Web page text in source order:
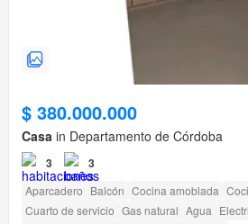
$ 380.000.000
Casa in Departamento de Córdoba
3 3
Aparcadero Balcón Cocina amoblada
Cuarto de servicio Gas natural Agua